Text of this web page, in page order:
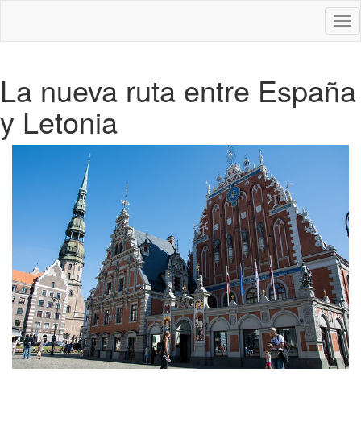
La nueva ruta entre España
y Letonia